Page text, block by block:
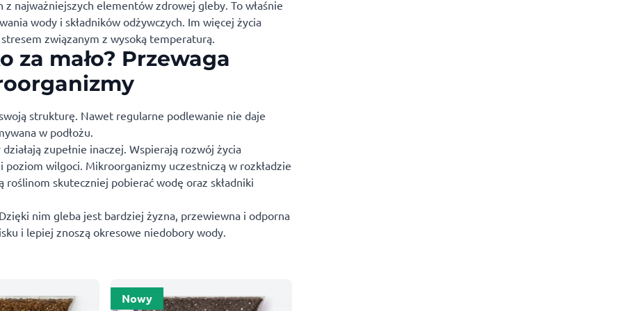
najważniejszych elementów zdrowej gleby. To właśnie
wody i składników odżywczych. Im więcej życia
związanym z wysoką temperaturą.
za mało? Przewaga
strukturę. Nawet regularne podlewanie nie daje
w podłożu.
zupełnie inaczej. Wspierają rozwój życia
wilgoci. Mikroorganizmy uczestniczą w rozkładzie
skuteczniej pobierać wodę oraz składniki
nim gleba jest bardziej żyzna, przewiewna i odporna
i lepiej znoszą okresowe niedobory wody.
Nowy